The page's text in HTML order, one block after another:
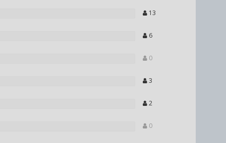
13
6
0
3
2
0